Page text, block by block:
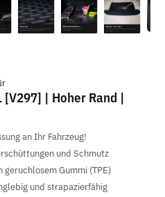
[V297] | Hoher Rand |
an Ihr Fahrzeug!
und Schmutz
geruchlosem Gummi (TPE)
und strapazierfähig